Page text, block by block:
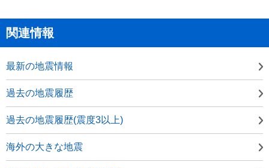
関連情報
最新の地震情報
過去の地震履歴
過去の地震履歴(震度3以上)
海外の大きな地震